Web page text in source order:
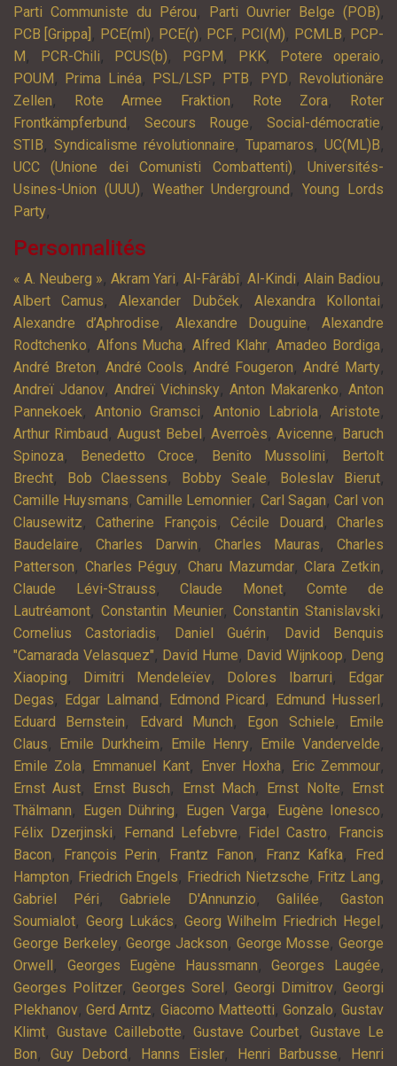
Parti Communiste du Pérou, Parti Ouvrier Belge (POB),
PCB [Grippa] , PCE(ml), PCE(r), PCF, PCI(M), PCMLB, PCP-
M, PCR-Chili, PCUS(b), PGPM, PKK, Potere operaio,
POUM, Prima Linéa, PSL/LSP, PTB, PYD, Revolutionäre
Zellen, Rote Armee Fraktion, Rote Zora, Roter
Frontkämpferbund, Secours Rouge, Social-démocratie,
STIB, Syndicalisme révolutionnaire, Tupamaros, UC(ML)B,
UCC (Unione dei Comunisti Combattenti),Universités-
Usines-Union (UUU), Weather Underground,Young Lords
Party,
Personnalités
« A. Neuberg », Akram Yari, Al-Fârâbî, Al-Kindi, Alain Badiou,
Albert Camus,Alexander Dubček, Alexandra Kollontai,
Alexandre d’Aphrodise, Alexandre Douguine, Alexandre
Rodtchenko, Alfons Mucha,Alfred Klahr,Amadeo Bordiga,
André Breton, André Cools, André Fougeron, André Marty,
Andreï Jdanov, Andreï Vichinsky, Anton Makarenko, Anton
Pannekoek,Antonio Gramsci, Antonio Labriola,Aristote,
Arthur Rimbaud,August Bebel, Averroès, Avicenne, Baruch
Spinoza, Benedetto Croce, Benito Mussolini, Bertolt
Brecht, Bob Claessens, Bobby Seale, Boleslav Bierut,
Camille Huysmans,Camille Lemonnier, Carl Sagan, Carl von
Clausewitz,Catherine François,Cécile Douard,Charles
Baudelaire, Charles Darwin, Charles Mauras, Charles
Patterson, Charles Péguy,Charu Mazumdar,Clara Zetkin,
Claude Lévi-Strauss,Claude Monet,Comte de
Lautréamont, Constantin Meunier,Constantin Stanislavski,
Cornelius Castoriadis, Daniel Guérin, David Benquis
"Camarada Velasquez", David Hume, David Wijnkoop, Deng
Xiaoping, Dimitri Mendeleïev, Dolores Ibarruri, Edgar
Degas, Edgar Lalmand, Edmond Picard, Edmund Husserl,
Eduard Bernstein, Edvard Munch, Egon Schiele, Emile
Claus, Emile Durkheim, Emile Henry, Emile Vandervelde,
Emile Zola, Emmanuel Kant, Enver Hoxha, Eric Zemmour,
Ernst Aust, Ernst Busch, Ernst Mach, Ernst Nolte, Ernst
Thälmann, Eugen Dühring, Eugen Varga, Eugène Ionesco,
Félix Dzerjinski, Fernand Lefebvre, Fidel Castro, Francis
Bacon, François Perin, Frantz Fanon, Franz Kafka, Fred
Hampton, Friedrich Engels, Friedrich Nietzsche, Fritz Lang,
Gabriel Péri,Gabriele D'Annunzio,Galilée,Gaston
Soumialot, Georg Lukács, Georg Wilhelm Friedrich Hegel,
George Berkeley,George Jackson, George Mosse,George
Orwell, Georges Eugène Haussmann,Georges Laugée,
Georges Politzer, Georges Sorel, Georgi Dimitrov, Georgi
Plekhanov,Gerd Arntz, Giacomo Matteotti, Gonzalo,Gustav
Klimt, Gustave Caillebotte, Gustave Courbet,Gustave Le
Bon, Guy Debord, Hanns Eisler, Henri Barbusse, Henri